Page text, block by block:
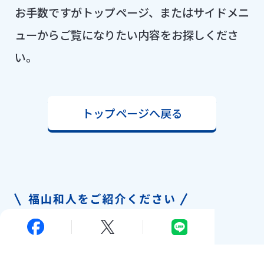
お手数ですがトップページ、またはサイドメニ
ューからご覧になりたい内容をお探しくださ
い。
トップページへ戻る